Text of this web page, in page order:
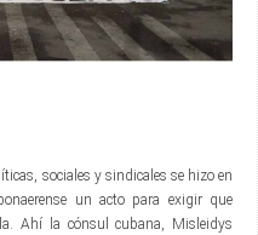
sociales y sindicales se hizo en
un acto para exigir que
Ahí la cónsul cubana, Misleidys